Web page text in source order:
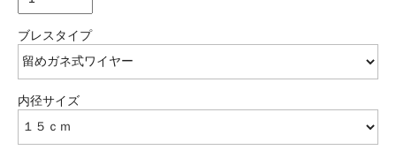
ブレスタイプ
内径サイズ